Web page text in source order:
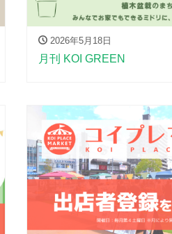
2026年5月18日
月刊 KOI GREEN